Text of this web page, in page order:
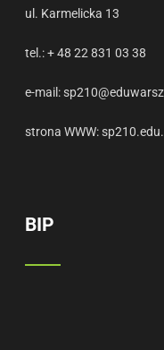
ul. Karmelicka 13
tel.: + 48 22 831 03 38
e-mail:
strona WWW:
BIP